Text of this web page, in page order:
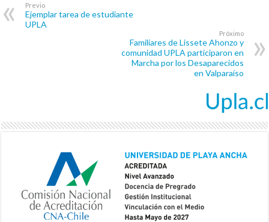
Previo
Ejemplar tarea de estudiante
UPLA
Próximo
Familiares de Lissete Ahonzo y
comunidad UPLA participaron en
Marcha por los Desaparecidos
en Valparaíso